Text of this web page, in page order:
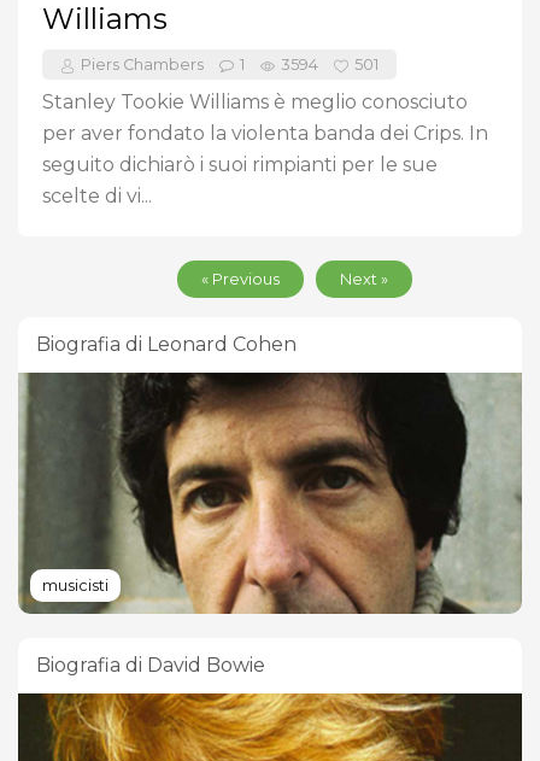
Williams
Piers Chambers 1 3594 501
Stanley Tookie Williams è meglio conosciuto
per aver fondato la violenta banda dei Crips. In
seguito dichiarò i suoi rimpianti per le sue
scelte di vi...
« Previous Next »
Biografia di Leonard Cohen
musicisti
Biografia di David Bowie